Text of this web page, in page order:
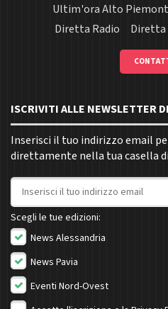
Ultim'ora Alto
Diretta Radio
Diretta
ISCRIVITI ALLE NEWSLETTER
Inserisci il tuo indirizzo email
direttamente nella tua casella
Indirizzo email
Scegli le tue edizioni:
News Alessandria
News Pavia
Eventi Nord-Ovest